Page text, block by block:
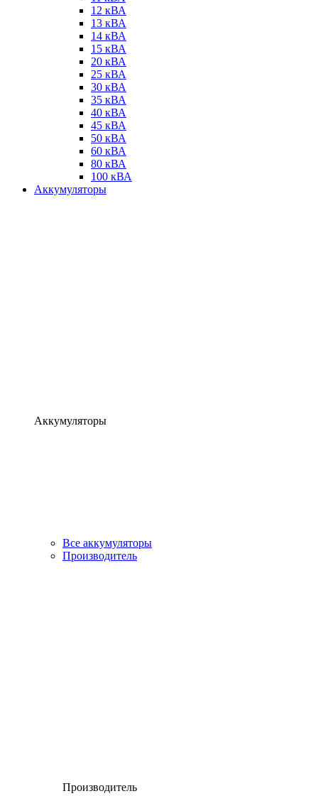
12 кВА
13 кВА
14 кВА
15 кВА
20 кВА
25 кВА
30 кВА
35 кВА
40 кВА
45 кВА
50 кВА
60 кВА
80 кВА
100 кВА
Аккумуляторы
Аккумуляторы
Все аккумуляторы
Производитель
Производитель